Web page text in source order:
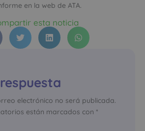
en la web de ATA.
esta noticia
electrónico no será publicada.
están marcados con *